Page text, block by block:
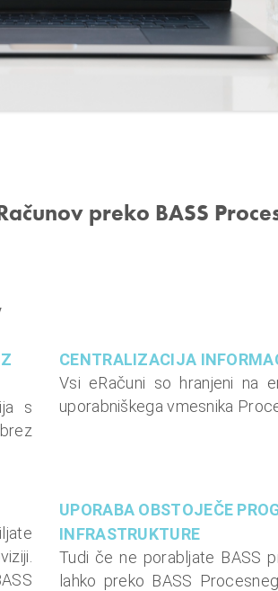
preko BASS
s
CENTRALIZACIJA
Vsi eRačuni so hranjeni na
uporabniškega vmesnika
UPORABA OBSTOJEČE
INFRASTRUKTURE
Tudi če ne porabljate BASS
lahko preko BASS